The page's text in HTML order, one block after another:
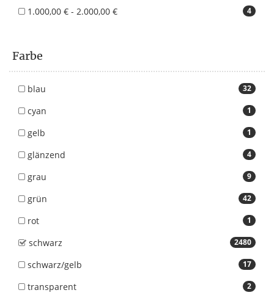
4
1.000,00 € - 2.000,00 €
Farbe
32
blau
1
cyan
1
gelb
4
glänzend
9
grau
42
grün
1
rot
2480
schwarz
17
schwarz/gelb
2
transparent